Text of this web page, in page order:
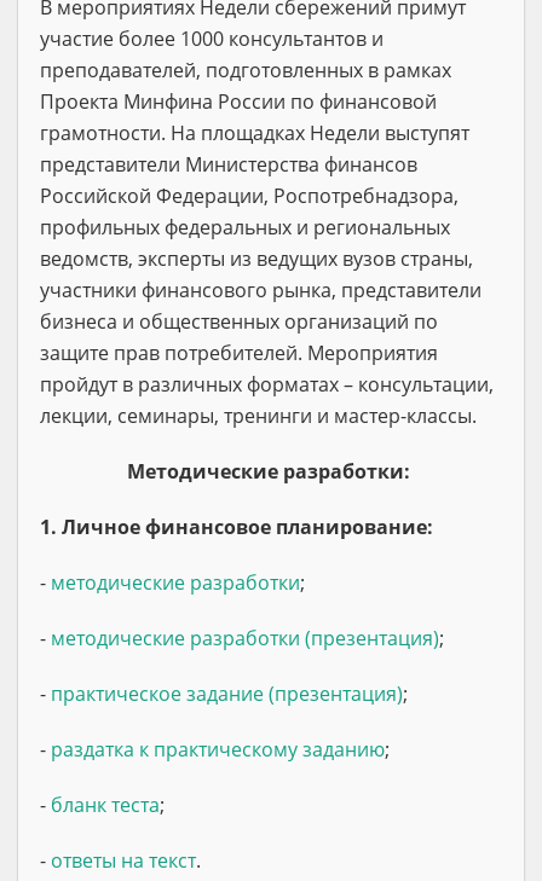
В мероприятиях Недели сбережений примут
участие более 1000 консультантов и
преподавателей, подготовленных в рамках
Проекта Минфина России по финансовой
грамотности. На площадках Недели выступят
представители Министерства финансов
Российской Федерации, Роспотребнадзора,
профильных федеральных и региональных
ведомств, эксперты из ведущих вузов страны,
участники финансового рынка, представители
бизнеса и общественных организаций по
защите прав потребителей. Мероприятия
пройдут в различных форматах – консультации,
лекции, семинары, тренинги и мастер-классы.
Методические разработки:
1. Личное финансовое планирование:
- методические разработки;
- методические разработки (презентация);
- практическое задание (презентация);
- раздатка к практическому заданию;
- бланк теста;
- ответы на текст.